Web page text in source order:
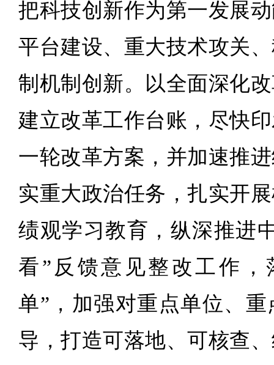
把科技创新作为第一发展
平台建设、重大技术攻关
制机制创新。以全面深化
建立改革工作台账，尽快
一轮改革方案，并加速推
实重大政治任务，扎实开
绩观学习教育，纵深推进
看”反馈意见整改工作，
单”，加强对重点单位、
导，打造可落地、可核查